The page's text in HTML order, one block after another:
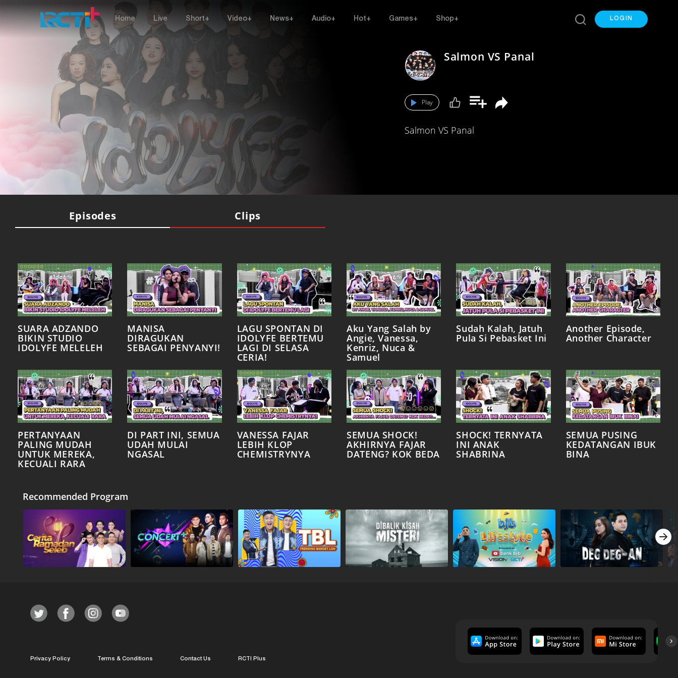
Home Live Short+ Video+ News+ Audio+ Hot+ Games+ Shop+ LOGIN
Salmon VS Panal
Play
Salmon VS Panal
Episodes Clips
SUARA ADZANDO
BIKIN STUDIO
IDOLYFE MELELEH
MANISA
DIRAGUKAN
SEBAGAI PENYANYI!
LAGU SPONTAN DI
IDOLYFE BERTEMU
LAGI DI SELASA
CERIA!
Aku Yang Salah by
Angie, Vanessa,
Kenriz, Nuca &
Samuel
Sudah Kalah, Jatuh
Pula Si Pebasket Ini
Another Episode,
Another Character
PERTANYAAN
PALING MUDAH
UNTUK MEREKA,
KECUALI RARA
DI PART INI, SEMUA
UDAH MULAI
NGASAL
VANESSA FAJAR
LEBIH KLOP
CHEMISTRYNYA
SEMUA SHOCK!
AKHIRNYA FAJAR
DATENG? KOK BEDA
SHOCK! TERNYATA
INI ANAK
SHABRINA
SEMUA PUSING
KEDATANGAN IBUK
BINA
Recommended Program
Privacy Policy Terms & Conditions Contact Us RCTI Plus